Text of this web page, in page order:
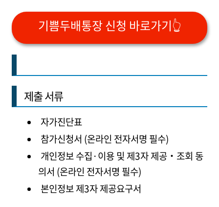
기쁨두배통장 신청 바로가기👆
제출 서류
자가진단표
참가신청서 (온라인 전자서명 필수)
개인정보 수집·이용 및 제3자 제공‧조회 동
의서 (온라인 전자서명 필수)
본인정보 제3자 제공요구서